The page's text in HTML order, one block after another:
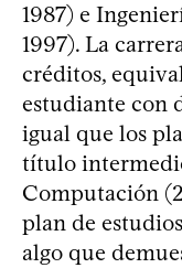
1987) e
1997). La
créditos,
estudiante con
igual que los
título
Computación
plan de
algo que